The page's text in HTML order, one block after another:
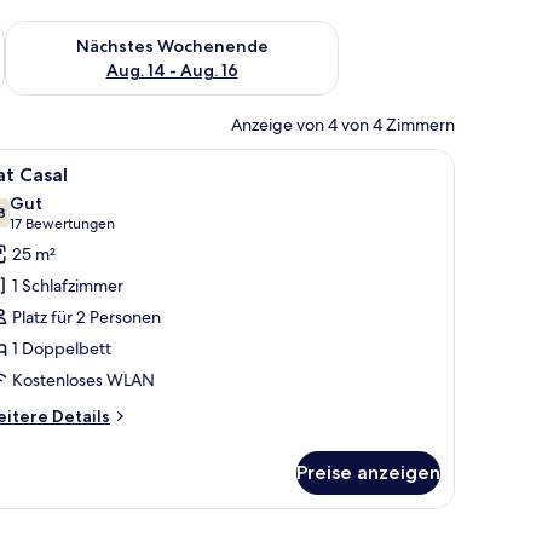
Aug. 7 - Aug. 9.
Nächstes Wochenende
Aug. 14 - Aug. 16
Überprüfe die Verfügbarkeit für nächstes Wochenende, Aug.
Anzeige von 4 von 4 Zimmern
Sofa.
einem Nachttisch mit Lampe und einem gerahmten Bild an der Wand.
Ein Zimmer mit einem Bett, einem
5 Casal
von 10
Gut
17 Bewertungen
(17
Bewertungen)
25 m²
1 Schlafzimmer
Platz für 2 Personen
1 Doppelbett
Kostenloses WLAN
Details
Preise anzeigen